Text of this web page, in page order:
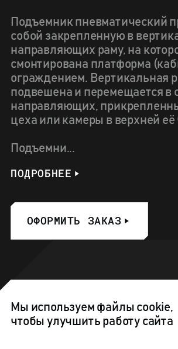
Подъемник пневматический
собой закрепленную в
направляющих раму, на
смонтирована платформа
ограждением. Вертикальная
подвешена и перемещается в
направляющих,
цеха или камеры в верхней её
Подъемни...
ПОДРОБНЕЕ
ОФОРМИТЬ ЗАКАЗ
Мы используем файлы cookie,
чтобы улучшить работу сайта